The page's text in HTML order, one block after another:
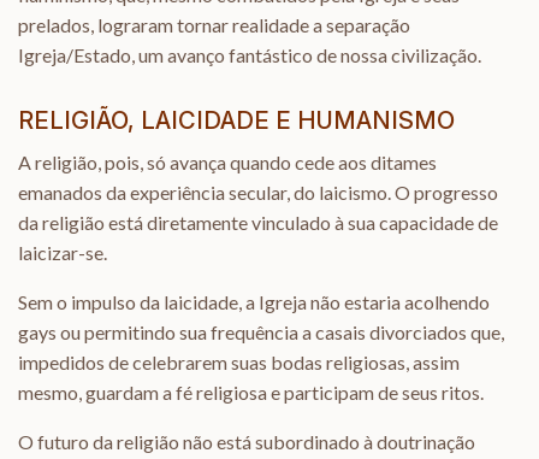
prelados, lograram tornar realidade a separação
Igreja/Estado, um avanço fantástico de nossa civilização.
RELIGIÃO, LAICIDADE E HUMANISMO
A religião, pois, só avança quando cede aos ditames
emanados da experiência secular, do laicismo. O progresso
da religião está diretamente vinculado à sua capacidade de
laicizar-se.
Sem o impulso da laicidade, a Igreja não estaria acolhendo
gays ou permitindo sua frequência a casais divorciados que,
impedidos de celebrarem suas bodas religiosas, assim
mesmo, guardam a fé religiosa e participam de seus ritos.
O futuro da religião não está subordinado à doutrinação